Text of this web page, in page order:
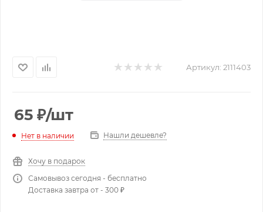
Артикул: 2111403
65 ₽/шт
Нет в наличии Нашли дешевле?
Хочу в подарок
Самовывоз сегодня - бесплатно
Доставка завтра от - 300 ₽